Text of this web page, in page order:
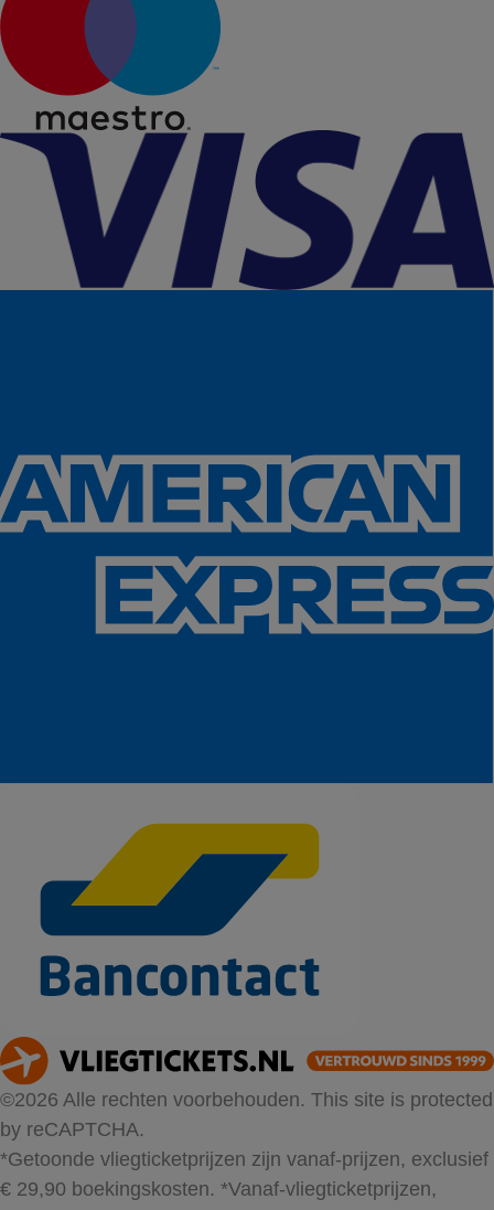
©2026 Alle rechten voorbehouden. This site is protected
by reCAPTCHA.
*Getoonde vliegticketprijzen zijn vanaf-prijzen, exclusief
€ 29,90 boekingskosten. *Vanaf-vliegticketprijzen,